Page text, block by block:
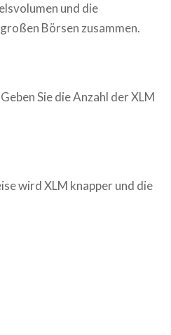
und die
Börsen zusammen.
Sie die Anzahl derXLM
wirdXLM knapper und die